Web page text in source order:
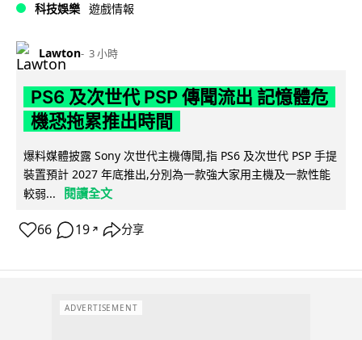
科技娛樂 遊戲情報
Lawton 3 小時
PS6 及次世代 PSP 傳聞流出 記憶體危
機恐拖累推出時間
爆料媒體披露 Sony 次世代主機傳聞,指 PS6 及次世代 PSP 手提
裝置預計 2027 年底推出,分別為一款強大家用主機及一款性能
較弱...
閱讀全文
66 19 ↗ 分享
ADVERTISEMENT